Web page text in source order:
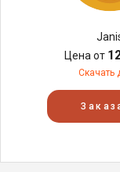
Цена от
Скачать